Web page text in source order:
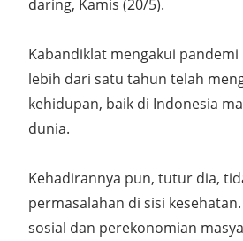
daring, Kamis (20/5).
Kabandiklat mengakui pandemi
lebih dari satu tahun telah
kehidupan, baik di Indonesia
dunia.
Kehadirannya pun, tutur dia,
permasalahan di sisi
sosial dan perekonomian